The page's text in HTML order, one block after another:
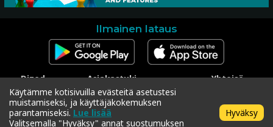
Ilmainen lataus
Dized
Ota yhteyttä
Press
Asiakastuki
Ota yhteyttä asiakastukeen
Koodin lunastus
Tietosuojakäytäntö
Käyttöehdot
Yhteisö
Twitter
Käytämme kotisivuilla evästeitä asetustesi
muistamiseksi, ja käyttäjäkokemuksen
parantamiseksi. Lue lisää
Valitsemalla "Hyväksy" annat suostumuksen
Hyväksy